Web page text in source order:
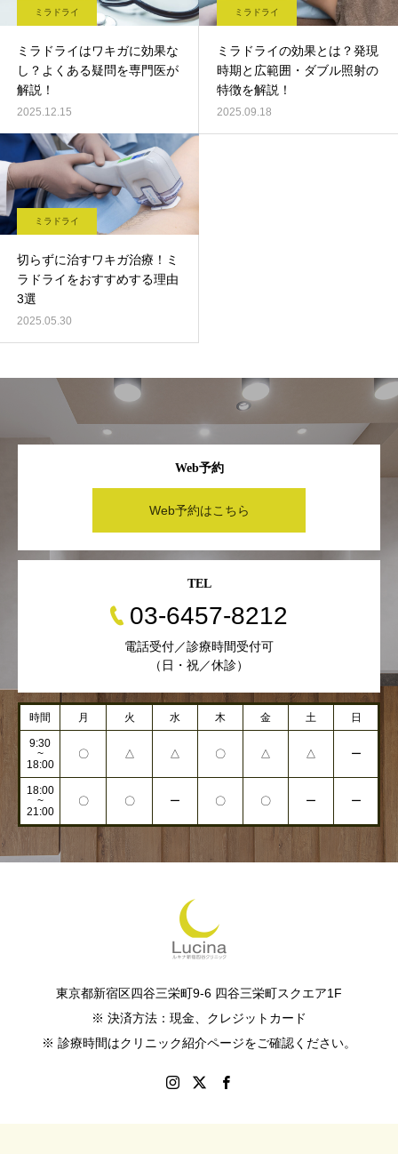
ミラドライ
ミラドライはワキガに効果な
し？よくある疑問を専門医が
解説！
2025.12.15
ミラドライ
ミラドライの効果とは？発現
時期と広範囲・ダブル照射の
特徴を解説！
2025.09.18
ミラドライ
切らずに治すワキガ治療！ミ
ラドライをおすすめする理由
3選
2025.05.30
Web予約
Web予約はこちら
TEL
03-6457-8212
電話受付／診療時間受付可
（日・祝／休診）
時間 月 火 水 木 金 土 日
9:30
~
18:00
〇 △ △ 〇 △ △ ー
18:00
~
21:00
〇 〇 ー 〇 〇 ー ー
東京都新宿区四谷三栄町9-6 四谷三栄町スクエア1F
※ 決済方法：現金、クレジットカード
※ 診療時間はクリニック紹介ページをご確認ください。